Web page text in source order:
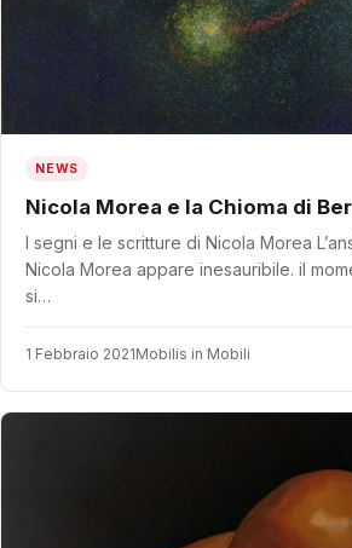
NEWS
Nicola Morea e la Chioma di
I segni e le scritture di Nicola Morea
Nicola Morea appare inesauribile. il
si…
1 Febbraio 2021Mobilis in Mobili